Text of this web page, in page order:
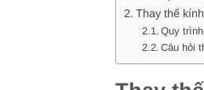
Thay thế
Quy
Câu hỏi